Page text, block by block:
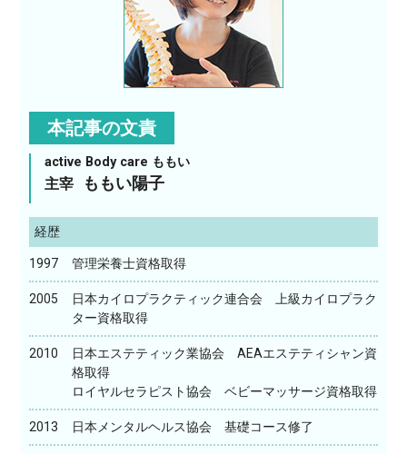
本記事の文責
active Body care ももい
主宰 ももい陽子
経歴
1997 管理栄養士資格取得
2005
日本カイロプラクティック連合会 上級カイロプラク
ター資格取得
2010
日本エステティック業協会 AEAエステティシャン資
格取得
ロイヤルセラピスト協会 ベビーマッサージ資格取得
2013 日本メンタルヘルス協会 基礎コース修了